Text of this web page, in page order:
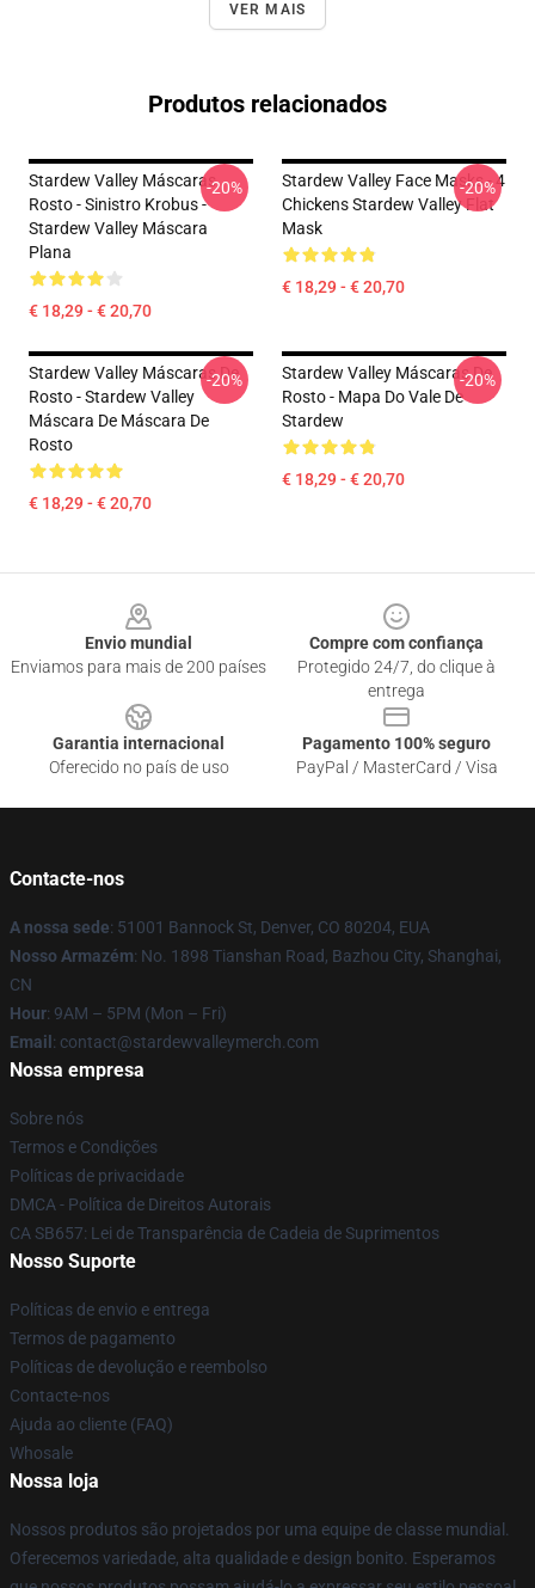
VER MAIS
Produtos relacionados
Stardew Valley Máscaras
Rosto - Sinistro Krobus -
Stardew Valley Máscara
Plana
€ 18,29 - € 20,70
-20%
Stardew Valley Face Masks - 4
Chickens Stardew Valley Flat
Mask
€ 18,29 - € 20,70
-20%
Stardew Valley Máscaras De
Rosto - Stardew Valley
Máscara De Máscara De
Rosto
€ 18,29 - € 20,70
-20%
Stardew Valley Máscaras De
Rosto - Mapa Do Vale De
Stardew
€ 18,29 - € 20,70
-20%
Envio mundial
Enviamos para mais de 200 países
Compre com confiança
Protegido 24/7, do clique à
entrega
Garantia internacional
Oferecido no país de uso
Pagamento 100% seguro
PayPal / MasterCard / Visa
Contacte-nos
A nossa sede: 51001 Bannock St, Denver, CO 80204, EUA
Nosso Armazém: No. 1898 Tianshan Road, Bazhou City, Shanghai,
CN
Hour: 9AM – 5PM (Mon – Fri)
Email : contact@stardewvalleymerch.com
Nossa empresa
Sobre nós
Termos e Condições
Políticas de privacidade
DMCA - Política de Direitos Autorais
CA SB657: Lei de Transparência de Cadeia de Suprimentos
Nosso Suporte
Políticas de envio e entrega
Termos de pagamento
Políticas de devolução e reembolso
Contacte-nos
Ajuda ao cliente (FAQ)
Whosale
Nossa loja
Nossos produtos são projetados por uma equipe de classe mundial.
Oferecemos variedade, alta qualidade e design bonito. Esperamos